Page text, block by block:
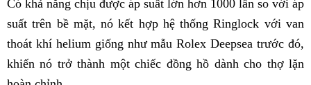
Có khả năng chịu được áp suất lớn hơn 1000 lần so với áp
suất trên bề mặt, nó kết hợp hệ thống Ringlock với van
thoát khí helium giống như mẫu Rolex Deepsea trước đó,
khiến nó trở thành một chiếc đồng hồ dành cho thợ lặn